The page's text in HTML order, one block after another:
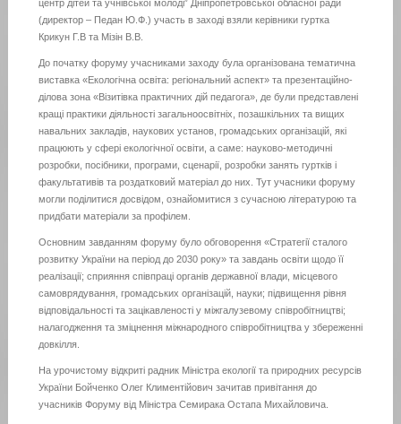
центр дітей та учнівської молоді” Дніпропетровської обласної ради
(директор – Педан Ю.Ф.) участь в заході взяли керівники гуртка
Крикун Г.В та Мізін В.В.
До початку форуму учасниками заходу була організована тематична
виставка «Екологічна освіта: регіональний аспект» та презентаційно-
ділова зона «Візитівка практичних дій педагога», де були представлені
кращі практики діяльності загальноосвітніх, позашкільних та вищих
навальних закладів, наукових установ, громадських організацій, які
працюють у сфері екологічної освіти, а саме: науково-методичні
розробки, посібники, програми, сценарії, розробки занять гуртків і
факультативів та роздатковий матеріал до них. Тут учасники форуму
могли поділитися досвідом, ознайомитися з сучасною літературою та
придбати матеріали за профілем.
Основним завданням форуму було обговорення «Стратегії сталого
розвитку України на період до 2030 року» та завдань освіти щодо її
реалізації; сприяння співпраці органів державної влади, місцевого
самоврядування, громадських організацій, науки; підвищення рівня
відповідальності та зацікавленості у міжгалузевому співробітництві;
налагодження та зміцнення міжнародного співробітництва у збереженні
довкілля.
На урочистому відкриті радник Міністра екології та природних ресурсів
України Бойченко Олег Климентійович зачитав привітання до
учасників Форуму від Міністра Семирака Остапа Михайловича.